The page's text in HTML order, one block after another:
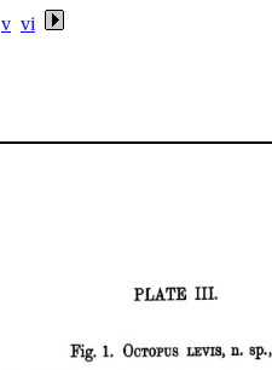
v vi